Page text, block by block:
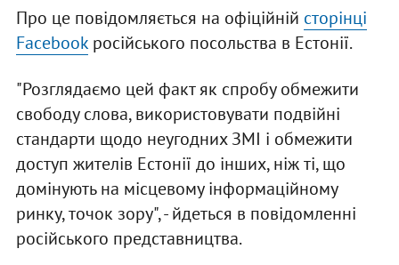
Про це повідомляється на офіційній сторінці
Facebookросійського посольства в Естонії.
"Розглядаємо цей факт як спробу обмежити
свободу слова, використовувати подвійні
стандарти щодо неугодних ЗМІ і обмежити
доступ жителів Естонії до інших, ніж ті, що
домінують на місцевому інформаційному
ринку, точок зору", - йдеться в повідомленні
російського представництва.